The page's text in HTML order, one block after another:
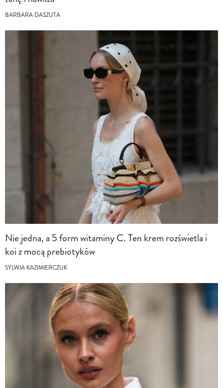
BARBARA DASZUTA
Nie jedna, a 5 form witaminy C. Ten krem rozświetla i
koi z mocą prebiotyków
SYLWIA KAZIMIERCZUK